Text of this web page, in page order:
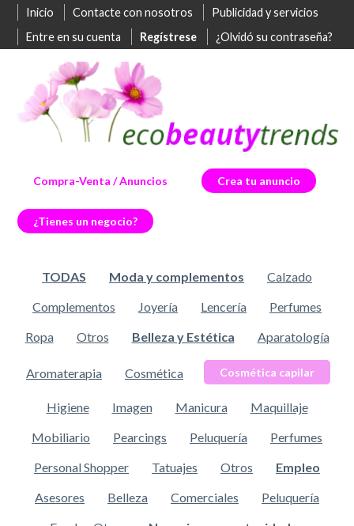
Inicio Contacte con nosotros
Publicidad y servicios
Entre en su cuenta
Regístrese ¿Olvidó su contraseña?
Compra-Venta / Anuncios Crea tu anuncio
¿Tienes un negocio?
TODAS Moda y complementos
Calzado
Complementos
Joyería Lencería
Perfumes
Ropa
Otros Belleza y Estética Aparatología
Aromaterapia Cosmética Cosmética capilar
Higiene Imagen Manicura
Maquillaje
Mobiliario
Pearcings Peluquería
Perfumes
Personal Shopper
Tatuajes Otros
Empleo
Asesores
Belleza Comerciales
Peluquería